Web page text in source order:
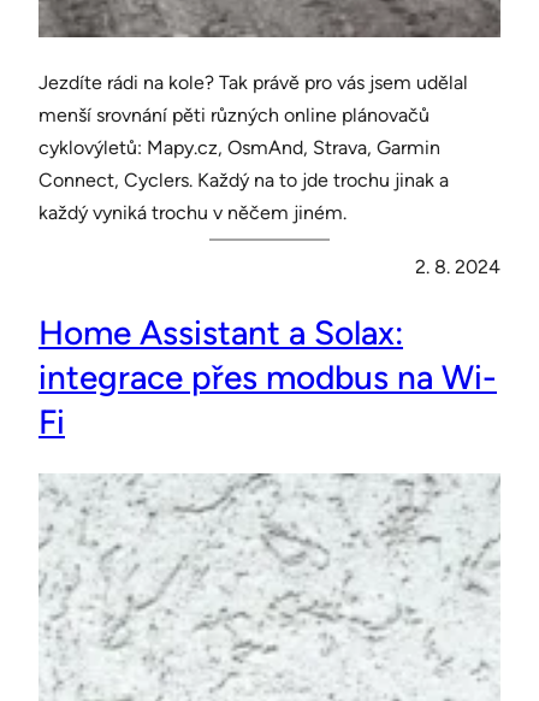
Jezdíte rádi na kole? Tak právě pro vás jsem udělal
menší srovnání pěti různých online plánovačů
cyklovýletů: Mapy.cz, OsmAnd, Strava, Garmin
Connect, Cyclers. Každý na to jde trochu jinak a
každý vyniká trochu v něčem jiném.
2. 8. 2024
Home Assistant a Solax:
integrace přes modbus na Wi-
Fi